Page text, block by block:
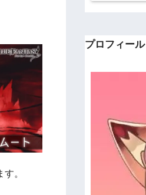
。
プロフィール